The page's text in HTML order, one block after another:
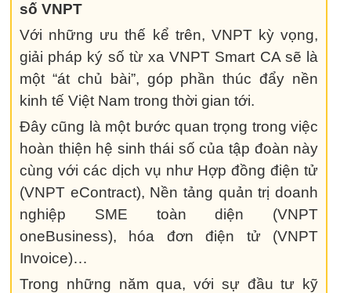
số VNPT
Với những ưu thế kể trên, VNPT kỳ vọng,
giải pháp ký số từ xa VNPT Smart CA sẽ là
một “át chủ bài”, góp phần thúc đẩy nền
kinh tế Việt Nam trong thời gian tới.
Đây cũng là một bước quan trọng trong việc
hoàn thiện hệ sinh thái số của tập đoàn này
cùng với các dịch vụ như Hợp đồng điện tử
(VNPT eContract), Nền tảng quản trị doanh
nghiệp SME toàn diện (VNPT
oneBusiness), hóa đơn điện tử (VNPT
Invoice)…
Trong những năm qua, với sự đầu tư kỹ